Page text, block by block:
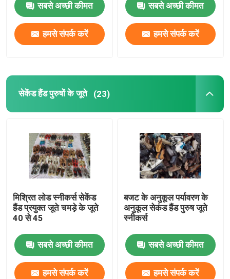
वीडियो
कारखाना भ्रमण
गुणवत्ता नियंत्रण
एक उद्धरण का अनुरोध करें
सबसे अच्छी कीमत
हमसे संपर्क करें
सबसे अच्छी कीमत
हमसे संपर्क करें
सेकेंड हैंड पुरुषों के जूते (23)
मिश्रित लोड स्नीकर्स सेकेंड
हैंड प्रयुक्त जूते चमड़े के जूते
40 से 45
सबसे अच्छी कीमत
हमसे संपर्क करें
बजट के अनुकूल पर्यावरण के
अनुकूल सेकंड हैंड पुरुष जूते
स्नीकर्स
सबसे अच्छी कीमत
हमसे संपर्क करें